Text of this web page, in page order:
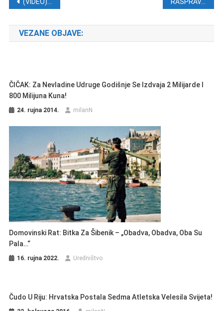
VEZANE OBJAVE:
ČIČAK: Za Nevladine Udruge Godišnje Se Izdvaja 2 Milijarde I
800 Milijuna Kuna!
24. rujna 2014. milanN
Domovinski Rat: Bitka Za Šibenik – „Obadva, Obadva, Oba Su
Pala…“
16. rujna 2022. Uredništvo
Čudo U Riju: Hrvatska Postala Sedma Atletska Velesila Svijeta!